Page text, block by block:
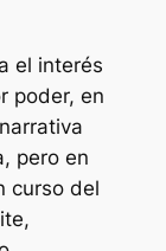
el interés
poder, en
pero en
curso del